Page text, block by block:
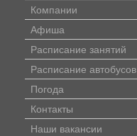
Компании
Афиша
Расписание занятий
Расписание автобусов
Погода
Контакты
Наши вакансии